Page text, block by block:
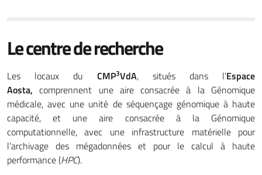
Le centre de recherche
Les locaux du CMP3VdA, situés dans l’Espace
Aosta,comprennent une aire consacrée à la Génomique
médicale, avec une unité de séquençage génomique à haute
capacité, et une aire consacrée à la Génomique
computationnelle, avec une infrastructure matérielle pour
l’archivage des mégadonnées et pour le calcul à haute
performance (HPC).